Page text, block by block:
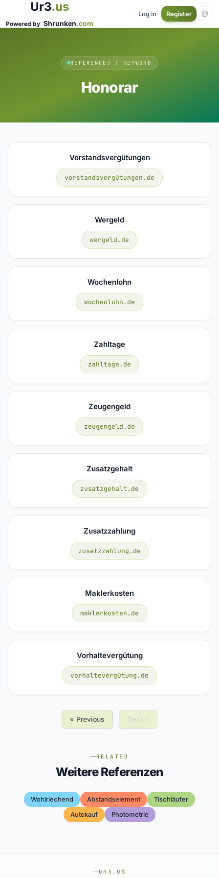
Ur3.us
Powered by Shrunken.com
Log in Register
REFERENCES / KEYWORD
Honorar
Vorstandsvergütungen
vorstandsvergütungen.de
Wergeld
wergeld.de
Wochenlohn
wochenlohn.de
Zahltage
zahltage.de
Zeugengeld
zeugengeld.de
Zusatzgehalt
zusatzgehalt.de
Zusatzzahlung
zusatzzahlung.de
Maklerkosten
maklerkosten.de
Vorhaltevergütung
vorhaltevergütung.de
« Previous Next »
RELATED
Weitere Referenzen
Wohlriechend Abstandselement
Tischläufer
Autokauf
Photometrie
UR3.US